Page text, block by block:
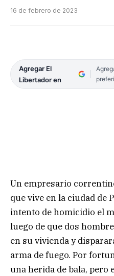
16 de febrero de 2023
Agregar El
Libertador en
Un empresario
que vive en la ciudad de
intento de homicidio el
luego de que dos
en su vivienda y
arma de fuego. Por
una herida de bala, pero